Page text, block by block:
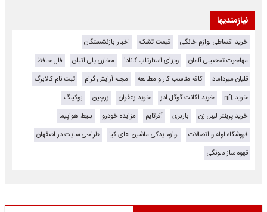
نیازمندیها
خرید اقساطی لوازم خانگی قیمت تشک
اخبار بازنشستگان
مهاجرت تحصیلی آلمان
ویزای استارتاپ کانادا مخازن پلی اتیلن
فال حافظ
قلیان میرداماد
کافه مناسب کار و مطالعه مجله آرایش گرام
ثبت نام کالابرگ
خرید nft
خرید اکانت گوگل ادز خرید زعفران زرچین
بوکینگ
خرید پرینتر لیبل زن
باربری آفرتایم مزایده خودرو
بلیط هواپیما
فروشگاه لوله و اتصالات
لوازم یدکی ماشین های کیا
طراحی سایت در اصفهان
قهوه ساز دلونگی